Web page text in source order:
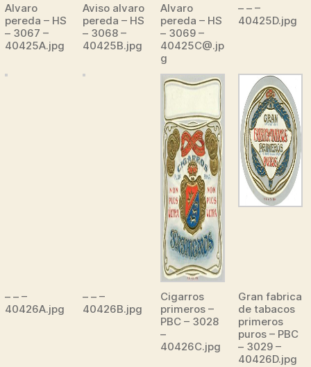
Alvaro
pereda – HS
– 3067 –
40425A.jpg
Aviso alvaro
pereda – HS
– 3068 –
40425B.jpg
Alvaro
pereda – HS
– 3069 –
40425C@.jp
g
– – –
40425D.jpg
– – –
40426A.jpg
– – –
40426B.jpg
Cigarros
primeros –
PBC – 3028
–
40426C.jpg
Gran fabrica
de tabacos
primeros
puros – PBC
– 3029 –
40426D.jpg